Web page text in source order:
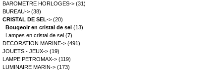
BAROMETRE HORLOGES-> (31)
BUREAU-> (38)
CRISTAL DE SEL-> (20)
Bougeoir en cristal de sel (13)
Lampes en cristal de sel (7)
DECORATION MARINE-> (491)
JOUETS - JEUX-> (19)
LAMPE PETROMAX-> (119)
LUMINAIRE MARIN-> (173)